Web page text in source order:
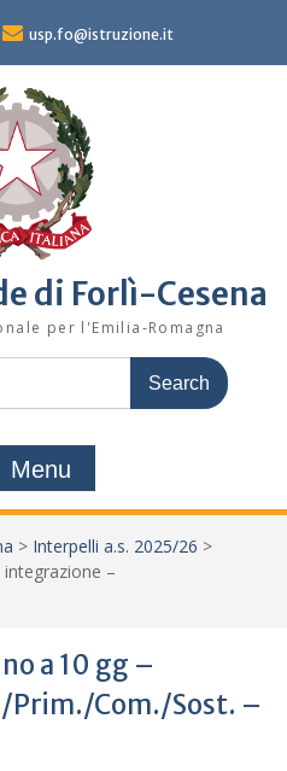
usp.fo@istruzione.it
di Forlì-Cesena
per l'Emilia-Romagna
Menu
> Interpelli a.s. 2025/26 >
–
a 10 gg –
Com./Sost. –